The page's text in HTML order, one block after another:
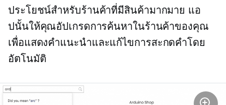
ประโยชน์สำหรับร้านค้าที่มีสินค้ามากมาย แอ
ปนั้นให้คุณอัปเกรดการค้นหาในร้านค้าของคุณ
เพื่อแสดงคำแนะนำและแก้ไขการสะกดคำโดย
อัตโนมัติ